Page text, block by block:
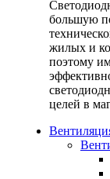
большую
жилых и
поэтому
целей в